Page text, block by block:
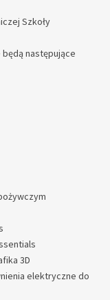
Szkoły
następujące
3D
elektryczne do